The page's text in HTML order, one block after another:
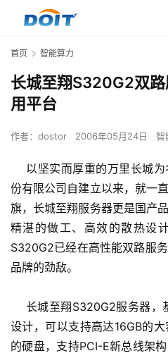
首页 智能算力
长城至翔S320G2双
用平台
作者： dostor 2006年05月24日 智
以坚实而厚重的万里长城为
份有限公司自建立以来，就一
旗，长城至翔服务器更是国产
精湛的做工、高效的散热设
S320G2已经在高性能双路服
品牌的劲敌。
长城至翔S320G2服务器，
设计，可以支持高达16GB的
的硬盘，支持PCI-E新总线架